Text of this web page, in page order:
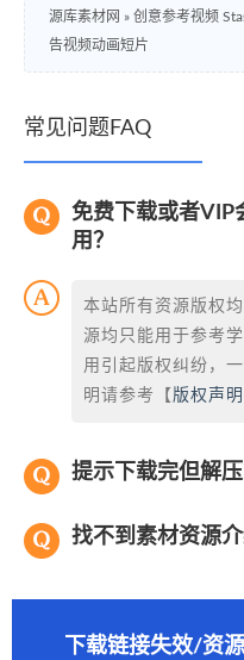
源库素材网 » 创意参考视频
告视频动画短片
常见问题FAQ
免费下载或者VIP
用？
本站所有资源版权
源均只能用于参考
用引起版权纠纷，
明请参考【 版权声明
提示下载完但解压
找不到素材资源
下载链接失效/资